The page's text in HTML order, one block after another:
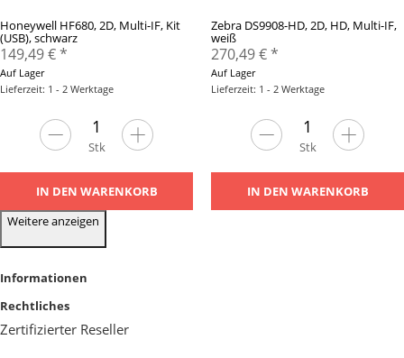
Honeywell HF680, 2D, Multi-IF, Kit
(USB), schwarz
149,49 €*
Auf Lager
Lieferzeit: 1 - 2 Werktage
Stk
IN DEN WARENKORB
Zebra DS9908-HD, 2D, HD, Multi-IF,
weiß
270,49 €*
Auf Lager
Lieferzeit: 1 - 2 Werktage
Stk
IN DEN WARENKORB
Weitere anzeigen
Informationen
Rechtliches
Zertifizierter Reseller